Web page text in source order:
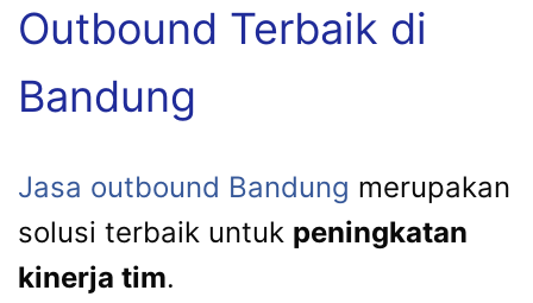
Outbound Terbaik di
Bandung
Jasa outbound Bandung merupakan
solusi terbaik untuk peningkatan
kinerja tim.